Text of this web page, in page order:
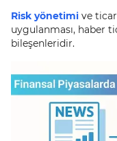
Risk yönetimi ve
uygulanması, haber
bileşenleridir.